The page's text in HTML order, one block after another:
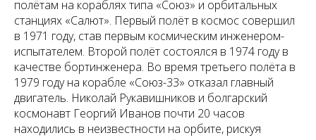
полётам на кораблях типа «Союз» и орбитальных
станциях «Салют». Первый полёт в космос совершил
в 1971 году, став первым космическим инженером-
испытателем. Второй полёт состоялся в 1974 году в
качестве бортинженера. Во время третьего полёта в
1979 году на корабле «Союз-33» отказал главный
двигатель. Николай Рукавишников и болгарский
космонавт Георгий Иванов почти 20 часов
находились в неизвестности на орбите, рискуя